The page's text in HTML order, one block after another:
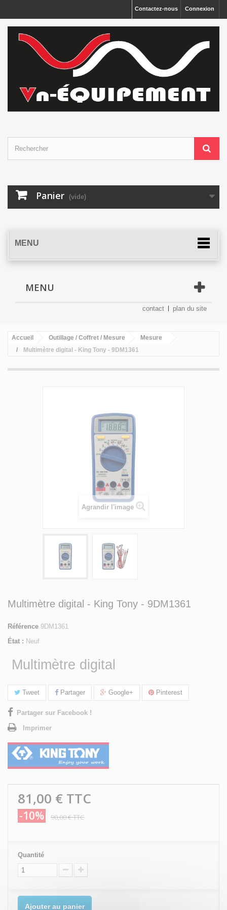
Connexion
Contactez-nous
Panier (vide)
MENU
MENU
contact plan du site
Accueil Outillage / Coffret / Mesure
Mesure
Multimètre digital - King Tony - 9DM1361
Agrandir l'image
Multimètre digital - King Tony - 9DM1361
Référence 9DM1361
État : Neuf
Multimètre digital
Tweet Partager Google+ Pinterest
Partager sur Facebook !
Imprimer
81,00 € TTC
-10% 90,00 €TTC
Quantité
Ajouter au panier